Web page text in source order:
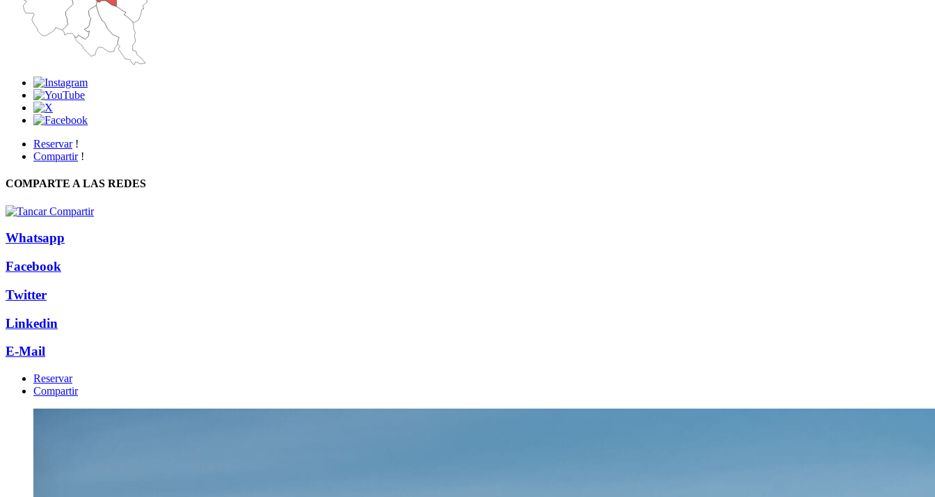
Reservar !
Compartir !
COMPARTE A LAS REDES
Whatsapp
Facebook
Twitter
Linkedin
E-Mail
Reservar
Compartir